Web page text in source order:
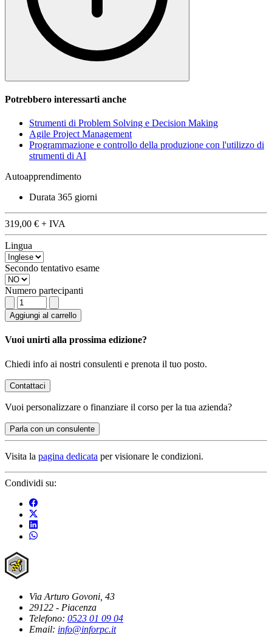
Potrebbero interessarti anche
Strumenti di Problem Solving e Decision Making
Agile Project Management
Programmazione e controllo della produzione con l'utilizzo di
strumenti di AI
Autoapprendimento
Durata 365 giorni
319,00 € + IVA
Lingua
Secondo tentativo esame
Numero partecipanti
Aggiungi al carrello
Vuoi unirti alla prossima edizione?
Chiedi info ai nostri consulenti e prenota il tuo posto.
Contattaci
Vuoi personalizzare o finanziare il corso per la tua azienda?
Parla con un consulente
Visita la pagina dedicata per visionare le condizioni.
Condividi su:
Via Arturo Govoni, 43
29122 - Piacenza
Telefono: 0523 01 09 04
Email: info@inforpc.it